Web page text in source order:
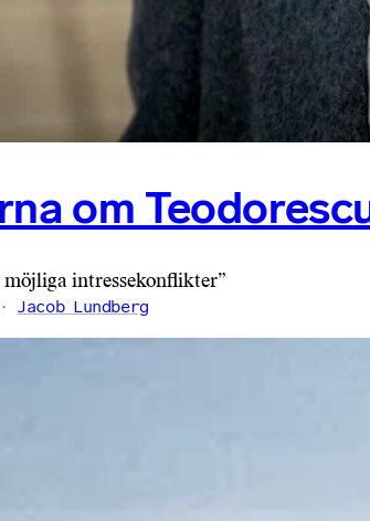
om
möjliga intressekonflikter”
Jacob Lundberg